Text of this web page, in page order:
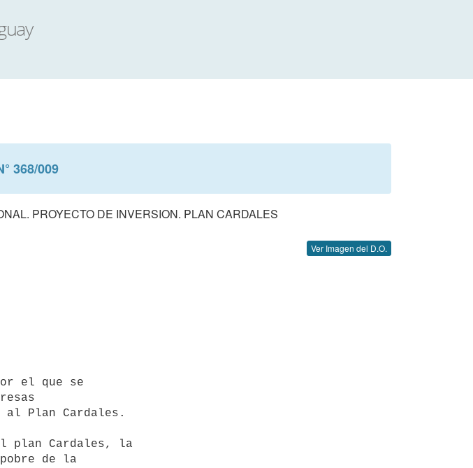
368/009
PROYECTO DE INVERSION. PLAN CARDALES
Ver Imagen del D.O.
el que se
Plan Cardales.
plan Cardales, la
de la